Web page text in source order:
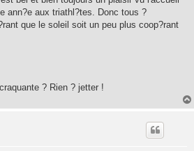
ann?e aux triathl?tes. Donc tous ?
que le soleil soit un peu plus coop?rant
? Rien ? jetter !